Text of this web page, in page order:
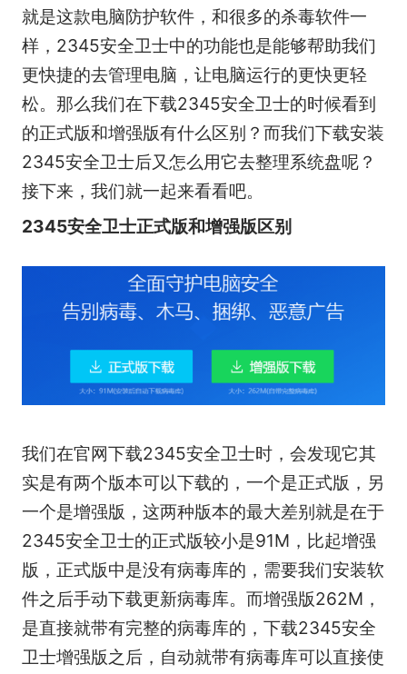
就是这款电脑防护软件，和很多的杀毒软件一
样，2345安全卫士中的功能也是能够帮助我们
更快捷的去管理电脑，让电脑运行的更快更轻
松。那么我们在下载2345安全卫士的时候看到
的正式版和增强版有什么区别？而我们下载安装
2345安全卫士后又怎么用它去整理系统盘呢？
接下来，我们就一起来看看吧。
2345安全卫士正式版和增强版区别
我们在官网下载2345安全卫士时，会发现它其
实是有两个版本可以下载的，一个是正式版，另
一个是增强版，这两种版本的最大差别就是在于
2345安全卫士的正式版较小是91M，比起增强
版，正式版中是没有病毒库的，需要我们安装软
件之后手动下载更新病毒库。而增强版262M，
是直接就带有完整的病毒库的，下载2345安全
卫士增强版之后，自动就带有病毒库可以直接使